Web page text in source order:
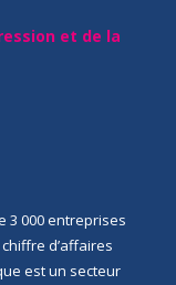
et de la
3 000 entreprises
d’affaires
est un secteur